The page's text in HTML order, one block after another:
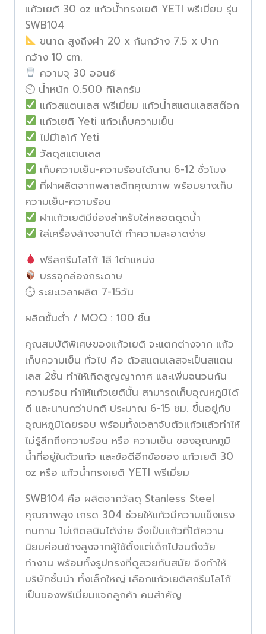
แก้วเยติ 30 oz แก้วน้ำทรงเยติ YETI พรีเมี่ยม รุ่น
SWB104
ขนาด สูงถึงฝา 20 x ก้นกว้าง 7.5 x ปาก
กว้าง 10 cm.
ความจุ 30 ออนซ์
⏲ น้ำหนัก 0.500 กิโลกรัม
แก้วสแตนเลส พรีเมี่ยม แก้วน้ำสแตนเลสสต๊อก
แก้วเยติ Yeti แก้วเก็บความเย็น
ไม่มีโลโก้ Yeti
วัสดุสแตนเลส
เก็บความเย็น-ความร้อนได้นาน 6-12 ชั่วโมง
ที่ฝาผลิตจากพลาสติกคุณภาพ พร้อมยางเก็บ
ความเย็น-ความร้อน
ฝาแก้วเยติมีช่องสำหรับใส่หลอดดูดน้ำ
ใส่เครื่องล้างจานได้ ทำความสะอาดง่าย
ฟรีสกรีนโลโก้ 1สี 1ตำแหน่ง
บรรจุกล่องกระดาษ
⏱ ระยะเวลาผลิต 7-15วัน
ผลิตขั้นต่ำ / MOQ : 100 ชิ้น
คุณสมบัติพิเศษของแก้วเยติ จะแตกต่างจาก แก้ว
เก็บความเย็น ทั่วไป คือ ตัวสแตนเลสจะเป็นสแตน
เลส 2ชั้น ทำให้เกิดสูญญากาศ และเพิ่มฉนวนกัน
ความร้อน ทำให้แก้วเยตินั้น สามารถเก็บอุณหภูมิได้
ดี และนานกว่าปกติ ประมาณ 6-15 ชม. ขึ้นอยู่กับ
อุณหภูมิโดยรอบ พร้อมทั้งเวลาจับตัวแก้วแล้วทำให้
ไม่รู้สึกถึงความร้อน หรือ ความเย็น ของอุณหภูมิ
น้ำที่อยู่ในตัวแก้ว และข้อดีอีกข้อของ แก้วเยติ 30
oz หรือ แก้วน้ำทรงเยติ YETI พรีเมี่ยม
SWB104 คือ ผลิตจากวัสดุ Stanless Steel
คุณภาพสูง เกรด 304 ช่วยให้แก้วมีความแข็งแรง
ทนทาน ไม่เกิดสนิมได้ง่าย จึงเป็นแก้วที่ได้ความ
นิยมค่อนข้างสูงจากผู้ใช้ตั้งแต่เด็กไปจนถึงวัย
ทำงาน พร้อมทั้งรูปทรงที่ดูสวยทันสมัย จึงทำให้
บริษัทชั้นนำ ทั้งเล็กใหญ่ เลือกแก้วเยติสกรีนโลโก้
เป็นของพรีเมี่ยมแจกลูกค้า คนสำคัญ